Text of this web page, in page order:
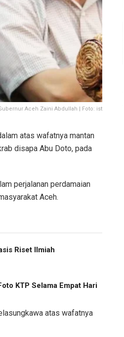
Aceh Zaini Abdullah | Foto: ist
atas wafatnya mantan
disapa Abu Doto, pada
perjalanan perdamaian
Aceh.
Riset Ilmiah
KTP Selama Empat Hari
atas wafatnya